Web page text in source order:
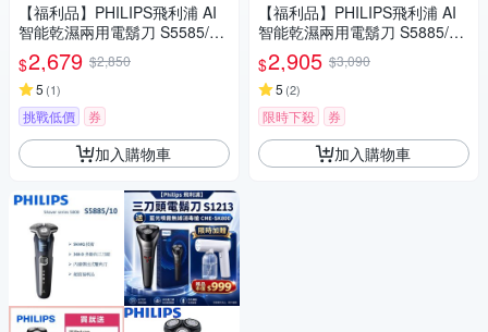
【福利品】PHILIPS飛利浦 AI
智能乾濕兩用電鬍刀 S5585/20
(一年保固)
$2,679 $2,850
5 (1)
挑戰低價 券
加入購物車
【福利品】PHILIPS飛利浦 AI
智能乾濕兩用電鬍刀 S5885/10
(一年保固)
$2,905 $3,090
5 (2)
限時下殺 券
加入購物車